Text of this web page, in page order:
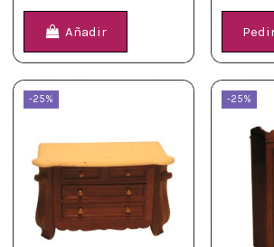
Añadir
-25% -25%